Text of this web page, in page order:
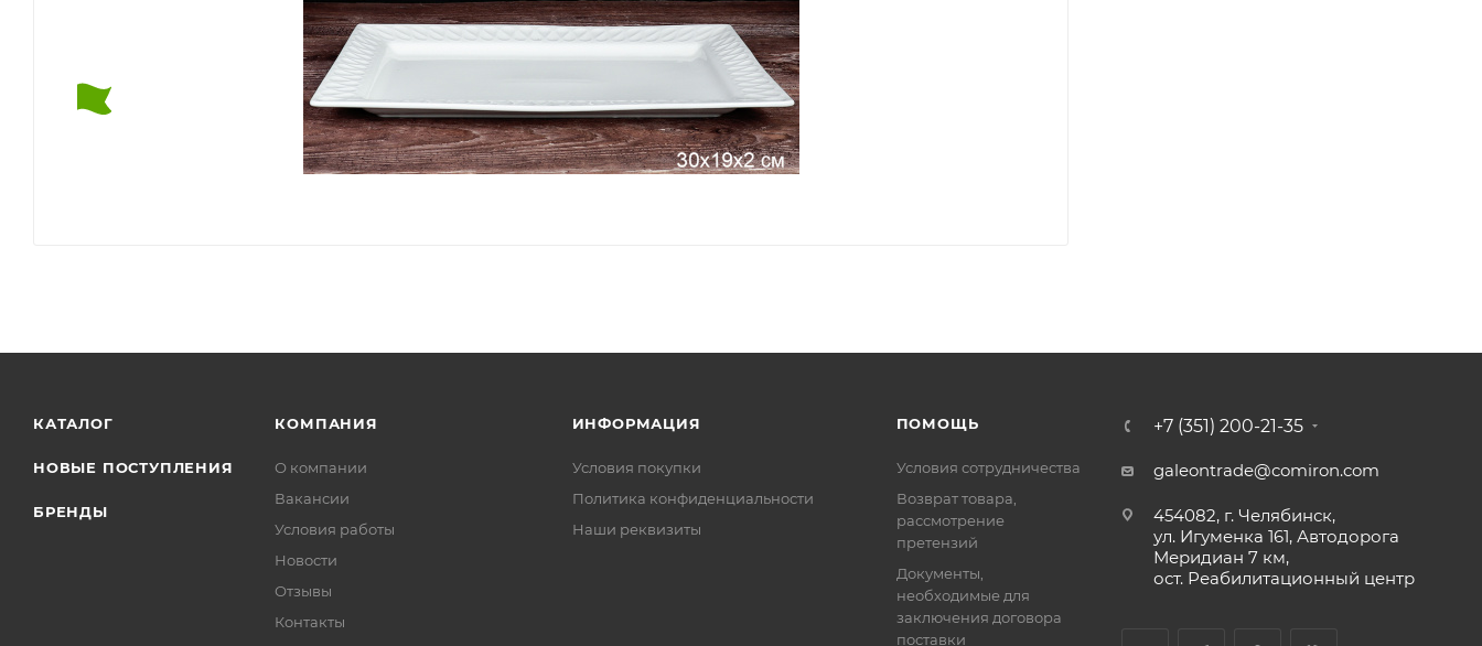
КАТАЛОГ
НОВЫЕ ПОСТУПЛЕНИЯ
БРЕНДЫ
КОМПАНИЯ
О компании
Вакансии
Условия работы
Новости
Отзывы
Контакты
ИНФОРМАЦИЯ
Условия покупки
Политика конфиденциальности
Наши реквизиты
ПОМОЩЬ
Условия сотрудничества
Возврат товара,
рассмотрение
претензий
Документы,
необходимые для
заключения договора
поставки
+7 (351) 200-21-35
galeontrade@comiron.com
454082, г. Челябинск,
ул. Игуменка 161, Автодорога
Меридиан 7 км,
ост. Реабилитационный центр